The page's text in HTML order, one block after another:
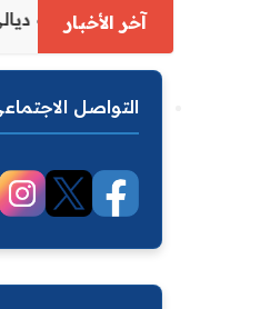
آخر الأخبار
الاقدم يبحث مع رئيس
التواصل